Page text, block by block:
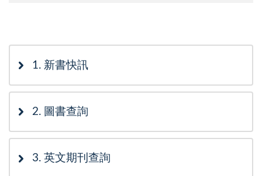
1. 新書快訊
2. 圖書查詢
3. 英文期刊查詢